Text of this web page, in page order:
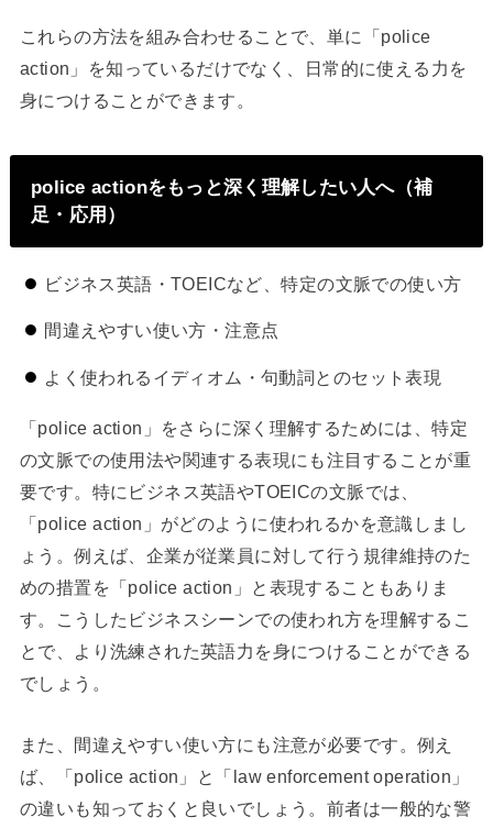
これらの方法を組み合わせることで、単に「police
action」を知っているだけでなく、日常的に使える力を
身につけることができます。
police actionをもっと深く理解したい人へ（補
足・応用）
ビジネス英語・TOEICなど、特定の文脈での使い方
間違えやすい使い方・注意点
よく使われるイディオム・句動詞とのセット表現
「police action」をさらに深く理解するためには、特定
の文脈での使用法や関連する表現にも注目することが重
要です。特にビジネス英語やTOEICの文脈では、
「police action」がどのように使われるかを意識しまし
ょう。例えば、企業が従業員に対して行う規律維持のた
めの措置を「police action」と表現することもありま
す。こうしたビジネスシーンでの使われ方を理解するこ
とで、より洗練された英語力を身につけることができる
でしょう。
また、間違えやすい使い方にも注意が必要です。例え
ば、「police action」と「law enforcement operation」
の違いも知っておくと良いでしょう。前者は一般的な警